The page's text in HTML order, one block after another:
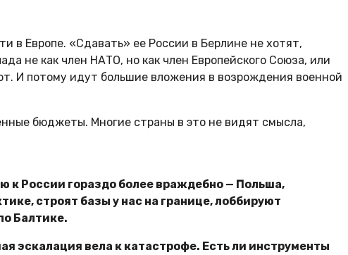
в Европе. «Сдавать» ее России в Берлине не хотят,
не как член НАТО, но как член Европейского Союза, или
И потому идут большие вложения в возрождения военной
бюджеты. Многие страны в это не видят смысла,
к России гораздо более враждебно — Польша,
строят базы у нас на границе, лоббируют
Балтике.
эскалация вела к катастрофе. Есть ли инструменты